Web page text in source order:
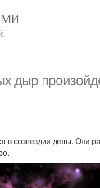
дыр
в созвездии девы. Они